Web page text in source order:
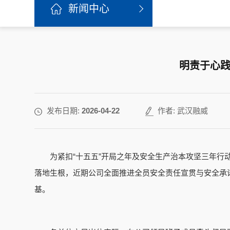
新闻中心
明责于心
发布日期:2026-04-22 作者: 武汉融威
为紧扣“十五五”开局之年及安全生产治本攻坚三年
落地生根，近期公司全面推进全员安全责任宣贯与安全
基。